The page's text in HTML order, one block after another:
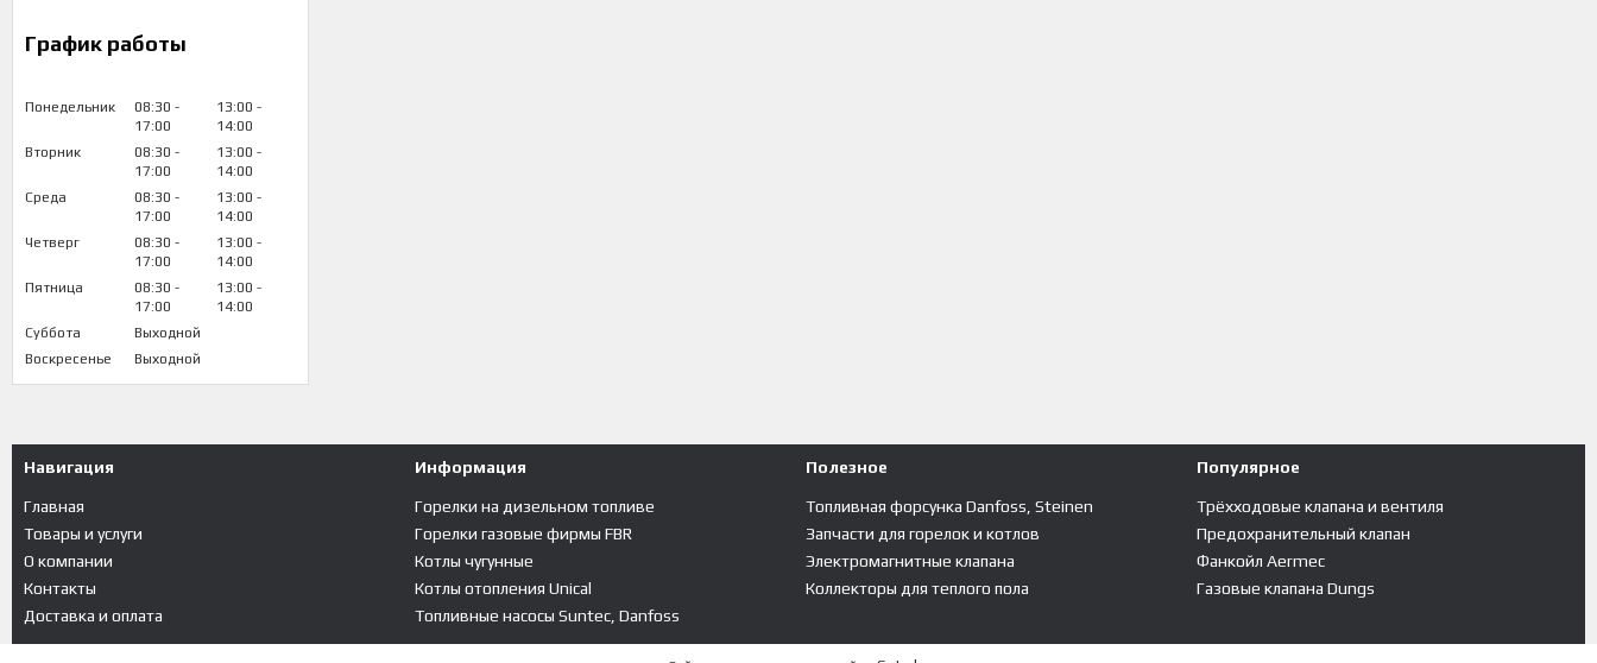
График работы
Понедельник
08:30
17:00
13:00
14:00
Вторник
08:30
17:00
13:00
14:00
Среда
08:30
17:00
13:00
14:00
Четверг
08:30
17:00
13:00
14:00
Пятница
08:30
17:00
13:00
14:00
Суббота
Выходной
Воскресенье
Выходной
Навигация
Главная
Товары и услуги
О компании
Контакты
Доставка и оплата
Информация
Горелки на дизельном топливе
Горелки газовые фирмы FBR
Котлы чугунные
Котлы отопления Unical
Топливные насосы Suntec, Danfoss
Полезное
Топливная форсунка Danfoss, Steinen
Запчасти для горелок и котлов
Электромагнитные клапана
Коллекторы для теплого пола
Популярное
Трёхходовые клапана и вентиля
Предохранительный клапан
Фанкойл Aermec
Газовые клапана Dungs